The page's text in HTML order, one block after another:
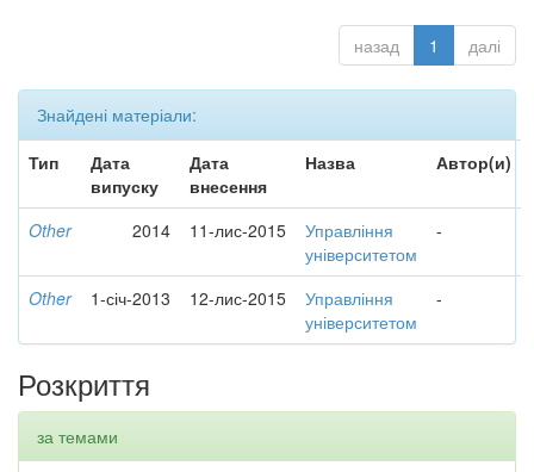
назад 1 далі
Знайдені матеріали:
Тип
Дата
випуску
Дата
внесення
Назва Автор(и)
Other 2014 11-лис-2015
Управління
університетом
-
Other 1-січ-2013 12-лис-2015
Управління
університетом
-
Розкриття
за темами